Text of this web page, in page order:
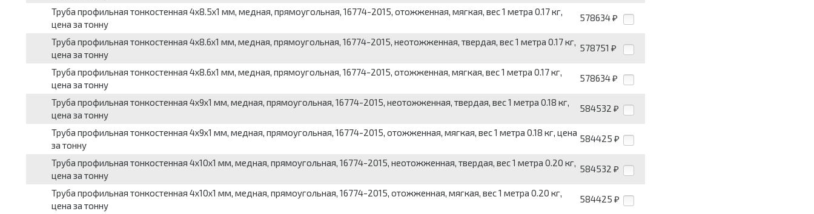
Труба профильная тонкостенная 4x8.5x1 мм, медная, прямоугольная, 16774-2015, отожженная, мягкая, вес 1 метра 0.17 кг,
цена за тонну
578634 ₽
Труба профильная тонкостенная 4x8.6x1 мм, медная, прямоугольная, 16774-2015, неотожженная, твердая, вес 1 метра 0.17 кг,
цена за тонну
578751 ₽
Труба профильная тонкостенная 4x8.6x1 мм, медная, прямоугольная, 16774-2015, отожженная, мягкая, вес 1 метра 0.17 кг,
цена за тонну
578634 ₽
Труба профильная тонкостенная 4x9x1 мм, медная, прямоугольная, 16774-2015, неотожженная, твердая, вес 1 метра 0.18 кг,
цена за тонну
584532 ₽
Труба профильная тонкостенная 4x9x1 мм, медная, прямоугольная, 16774-2015, отожженная, мягкая, вес 1 метра 0.18 кг, цена
за тонну
584425 ₽
Труба профильная тонкостенная 4x10x1 мм, медная, прямоугольная, 16774-2015, неотожженная, твердая, вес 1 метра 0.20 кг,
цена за тонну
584532 ₽
Труба профильная тонкостенная 4x10x1 мм, медная, прямоугольная, 16774-2015, отожженная, мягкая, вес 1 метра 0.20 кг,
цена за тонну
584425 ₽